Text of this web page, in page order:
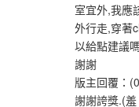
室宜外,我應
外行走,穿
以給點建議
謝謝
版主回覆：
謝謝誇獎.(